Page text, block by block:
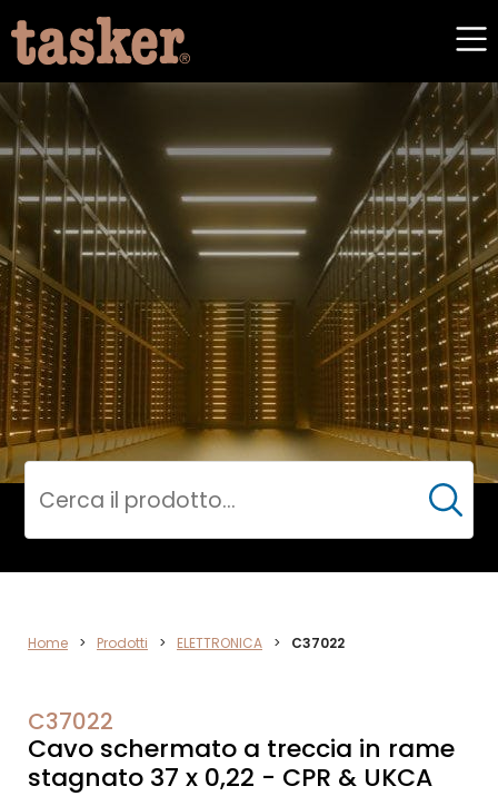
DATA
Cerca
Home > Prodotti > ELETTRONICA > C37022
C37022
Cavo schermato a treccia in rame
stagnato 37 x 0,22 - CPR & UKCA